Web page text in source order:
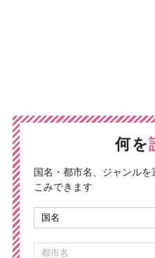
何を
国名・都市名、ジャンル
こみできます